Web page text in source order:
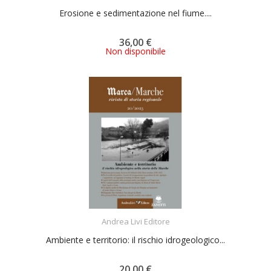
Erosione e sedimentazione nel fiume....
36,00 €
Non disponibile
Andrea Livi Editore
Ambiente e territorio: il rischio idrogeologico...